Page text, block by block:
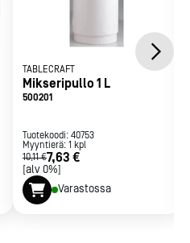
TABLECRAFT
Mikseripullo 1 L
500201
Tuotekoodi: 40753
Myyntierä: 1 kpl
10,11 €7,63 €
[alv 0%]
Varastossa